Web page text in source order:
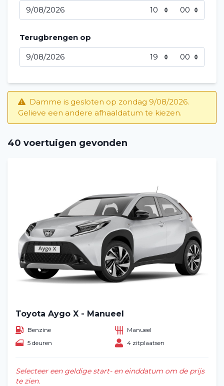
Terugbrengen op
Damme is gesloten op zondag 9/08/2026.
Gelieve een andere afhaaldatum te kiezen.
40 voertuigen gevonden
Toyota Aygo X - Manueel
Benzine
Manueel
5 deuren
4 zitplaatsen
Selecteer een geldige start- en einddatum om de prijs
te zien.